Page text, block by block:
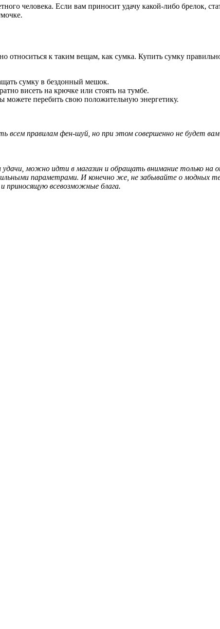
человека. Если вам приносит удачу какой-либо брелок,
к таким вещам, как сумка. Купить сумку
сумку в бездонный мешок.
висеть на крючке или стоять на тумбе.
перебить свою положительную энергетику.
всем правилам фен-шуй, но при этом совершенно не будет
можно идти в магазин и обращать внимание только на
параметрами. И конечно же, не забывайте о модных
приносящую всевозможные блага.